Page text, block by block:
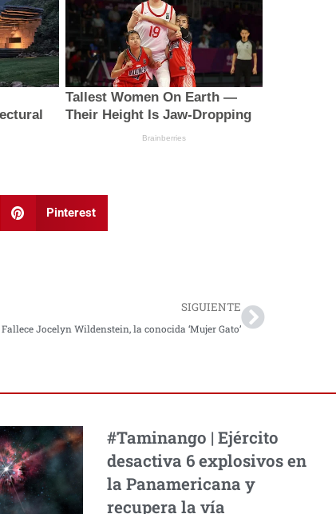
Pinterest
SIGUIENTE
Fallece Jocelyn Wildenstein, la conocida ‘Mujer Gato’
#Taminango | Ejército
desactiva 6 explosivos en
la Panamericana y
recupera la vía